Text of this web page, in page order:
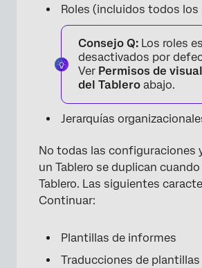
Roles (incluidos todos los
Consejo Q: Los roles
desactivados por
Ver Permisos de
del Tablero abajo.
Jerarquías
No todas las configuraciones
un Tablero se duplican
Tablero. Las siguientes
Continuar:
Plantillas de informes
Traducciones de